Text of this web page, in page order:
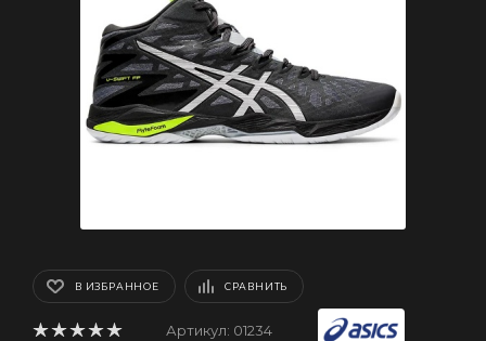
В ИЗБРАННОЕ СРАВНИТЬ
Артикул: 01234